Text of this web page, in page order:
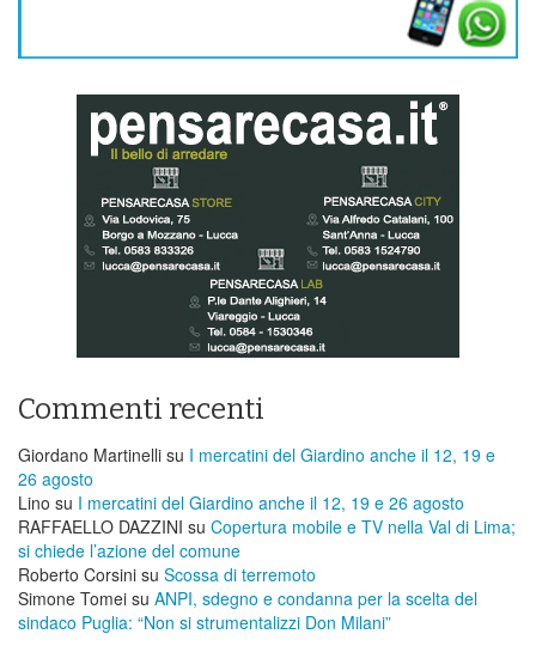
Commenti recenti
Giordano Martinelli su I mercatini del Giardino anche il 12, 19 e
26 agosto
Lino su I mercatini del Giardino anche il 12, 19 e 26 agosto
RAFFAELLO DAZZINI su ​Copertura mobile e TV nella Val di Lima;
si chiede l’azione del comune
Roberto Corsini su Scossa di terremoto
Simone Tomei su ANPI, sdegno e condanna per la scelta del
sindaco Puglia: “Non si strumentalizzi Don Milani”